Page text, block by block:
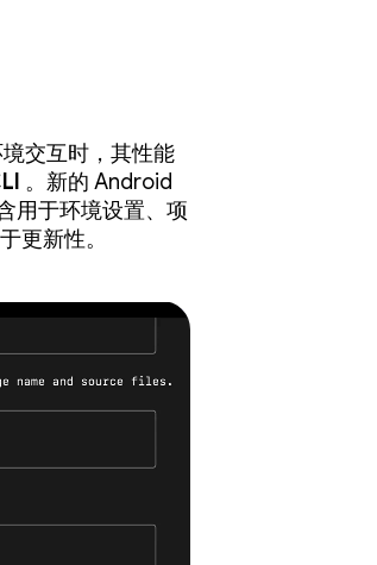
交互时，其性能
。新的 Android
用于环境设置、项
更新性。